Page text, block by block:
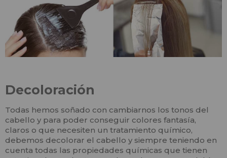
Decoloración
Todas hemos soñado con cambiarnos los tonos del
cabello y para poder conseguir colores fantasía,
claros o que necesiten un tratamiento químico,
debemos decolorar el cabello y siempre teniendo en
cuenta todas las propiedades químicas que tienen